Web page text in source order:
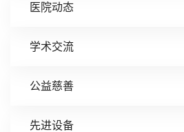
医院动态
学术交流
公益慈善
先进设备